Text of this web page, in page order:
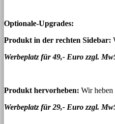
Optionale-Upgrades:
Produkt in der rechten Sidebar:
Werbeplatz für 49,- Euro zzgl.
Produkt hervorheben: Wir
Werbeplatz für 29,- Euro zzgl.